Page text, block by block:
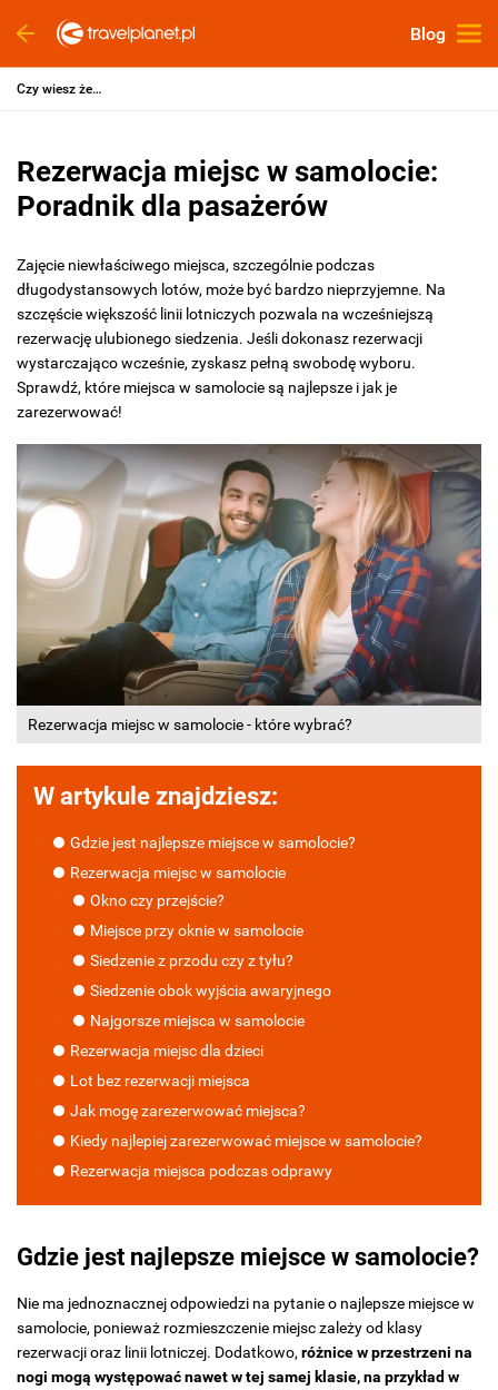
Blog
Czy wiesz że…
Rezerwacja miejsc w samolocie:
Poradnik dla pasażerów
Zajęcie niewłaściwego miejsca, szczególnie podczas
długodystansowych lotów, może być bardzo nieprzyjemne. Na
szczęście większość linii lotniczych pozwala na wcześniejszą
rezerwację ulubionego siedzenia. Jeśli dokonasz rezerwacji
wystarczająco wcześnie, zyskasz pełną swobodę wyboru.
Sprawdź, które miejsca w samolocie są najlepsze i jak je
zarezerwować!
Rezerwacja miejsc w samolocie - które wybrać?
W artykule znajdziesz:
Gdzie jest najlepsze miejsce w samolocie?
Rezerwacja miejsc w samolocie
Okno czy przejście?
Miejsce przy oknie w samolocie
Siedzenie z przodu czy z tyłu?
Siedzenie obok wyjścia awaryjnego
Najgorsze miejsca w samolocie
Rezerwacja miejsc dla dzieci
Lot bez rezerwacji miejsca
Jak mogę zarezerwować miejsca?
Kiedy najlepiej zarezerwować miejsce w samolocie?
Rezerwacja miejsca podczas odprawy
Gdzie jest najlepsze miejsce w samolocie?
Nie ma jednoznacznej odpowiedzi na pytanie o najlepsze miejsce w
samolocie, ponieważ rozmieszczenie miejsc zależy od klasy
rezerwacji oraz linii lotniczej. Dodatkowo, różnice w przestrzeni na
nogi mogą występować nawet w tej samej klasie, na przykład w